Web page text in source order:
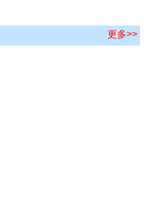
更多>>